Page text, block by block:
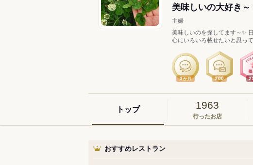
美味しいの大好き～
主婦
美味しいのを探してます～✨
心にいろいろ載せたいと思っ
3か月 200
トップ 1963
行ったお店
おすすめレストラン